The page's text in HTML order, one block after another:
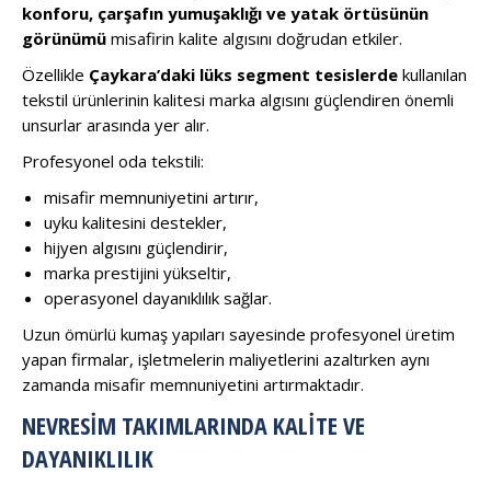
konforu, çarşafın yumuşaklığı ve yatak örtüsünün
görünümü misafirin kalite algısını doğrudan etkiler.
Özellikle Çaykara’daki lüks segment tesislerde kullanılan
tekstil ürünlerinin kalitesi marka algısını güçlendiren önemli
unsurlar arasında yer alır.
Profesyonel oda tekstili:
misafir memnuniyetini artırır,
uyku kalitesini destekler,
hijyen algısını güçlendirir,
marka prestijini yükseltir,
operasyonel dayanıklılık sağlar.
Uzun ömürlü kumaş yapıları sayesinde profesyonel üretim
yapan firmalar, işletmelerin maliyetlerini azaltırken aynı
zamanda misafir memnuniyetini artırmaktadır.
NEVRESIM TAKIMLARINDA KALITE VE
DAYANIKLILIK